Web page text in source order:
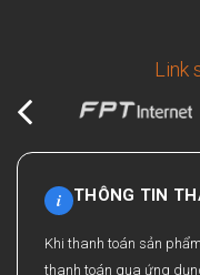
Link
i THÔNG TIN
Khi thanh toán sản
thanh toán qua ứng